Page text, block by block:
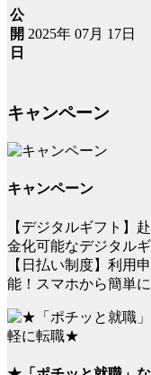
公
開
日
2025年 07月 17日
キャンペーン
キャンペーン
【デジタルギフト】
金化可能なデジタル
【日払い制度】利用
能！スマホから簡単